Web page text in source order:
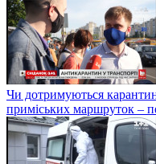
Чи дотримуються
приміських маршруток –